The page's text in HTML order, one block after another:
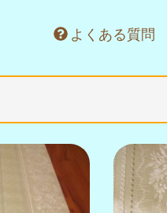
よくある質問